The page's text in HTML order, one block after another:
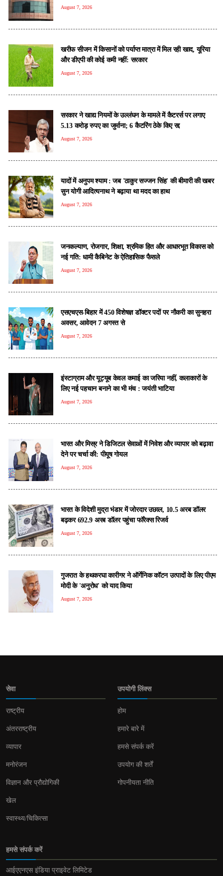
August 7, 2026
खरीफ सीजन में किसानों को पर्याप्त मात्रा में मिल रही खाद, यूरिया
और डीएपी की कोई कमी नहीं: सरकार
August 7, 2026
सरकार ने खाद्य नियमों के उल्लंघन के मामले में कैटरर्स पर लगाए
5.13 करोड़ रुपए का जुर्माना; 6 कैटरिंग ठेके किए रद्द
August 7, 2026
यादों में अनुपम श्याम : जब 'ठाकुर सज्जन सिंह' की बीमारी की खबर
सुन योगी आदित्यनाथ ने बढ़ाया था मदद का हाथ
August 7, 2026
जनकल्याण, रोजगार, शिक्षा, श्रमिक हित और आधारभूत विकास को
नई गति: धामी कैबिनेट के ऐतिहासिक फैसले
August 7, 2026
एसएचएस-बिहार में 450 विशेषज्ञ डॉक्टर पदों पर नौकरी का सुनहरा
अवसर, आवेदन 7 अगस्त से
August 7, 2026
इंस्टाग्राम और यूट्यूब केवल कमाई का जरिया नहीं, कलाकारों के
लिए नई पहचान बनाने का भी मंच : जयंती भाटिया
August 7, 2026
भारत और मिस्र ने डिजिटल सेवाओं में निवेश और व्यापार को बढ़ावा
देने पर चर्चा की: पीयूष गोयल
August 7, 2026
भारत के विदेशी मुद्रा भंडार में जोरदार उछाल, 10.5 अरब डॉलर
बढ़कर 692.9 अरब डॉलर पहुंचा फॉरेक्स रिजर्व
August 7, 2026
गुजरात के हथकरघा कारीगर ने ऑर्गेनिक कॉटन उत्पादों के लिए पीएम
मोदी के 'अनुरोध' को याद किया
August 7, 2026
सेवा
राष्ट्रीय
अंतरराष्ट्रीय
व्यापार
मनोरंजन
विज्ञान और प्रौद्योगिकी
खेल
स्वास्थ्य/चिकित्सा
उपयोगी लिंक्स
होम
हमारे बारे में
हमसे संपर्क करें
उपयोग की शर्तें
गोपनीयता नीति
हमसे संपर्क करें
आईएएनएस इंडिया प्राइवेट लिमिटेड